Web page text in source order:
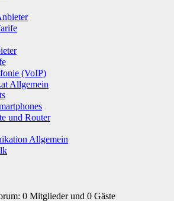
(VoIP)
Allgemein
und Router
Allgemein
0 Mitglieder und 0 Gäste